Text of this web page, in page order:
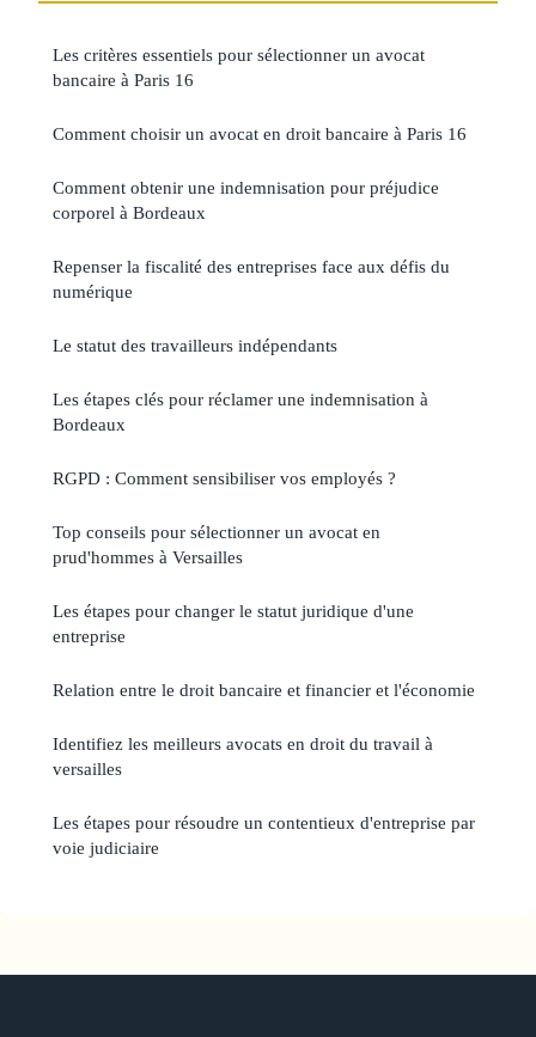
Les critères essentiels pour sélectionner un avocat
bancaire à Paris 16
Comment choisir un avocat en droit bancaire à Paris 16
Comment obtenir une indemnisation pour préjudice
corporel à Bordeaux
Repenser la fiscalité des entreprises face aux défis du
numérique
Le statut des travailleurs indépendants
Les étapes clés pour réclamer une indemnisation à
Bordeaux
RGPD : Comment sensibiliser vos employés ?
Top conseils pour sélectionner un avocat en
prud'hommes à Versailles
Les étapes pour changer le statut juridique d'une
entreprise
Relation entre le droit bancaire et financier et l'économie
Identifiez les meilleurs avocats en droit du travail à
versailles
Les étapes pour résoudre un contentieux d'entreprise par
voie judiciaire